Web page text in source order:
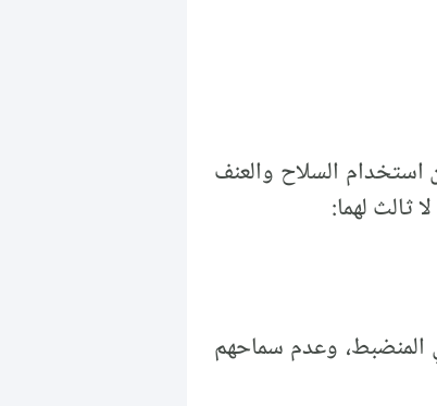
استخدام السلاح والعنف
ثالث لهما:
المنضبط، وعدم سماحهم